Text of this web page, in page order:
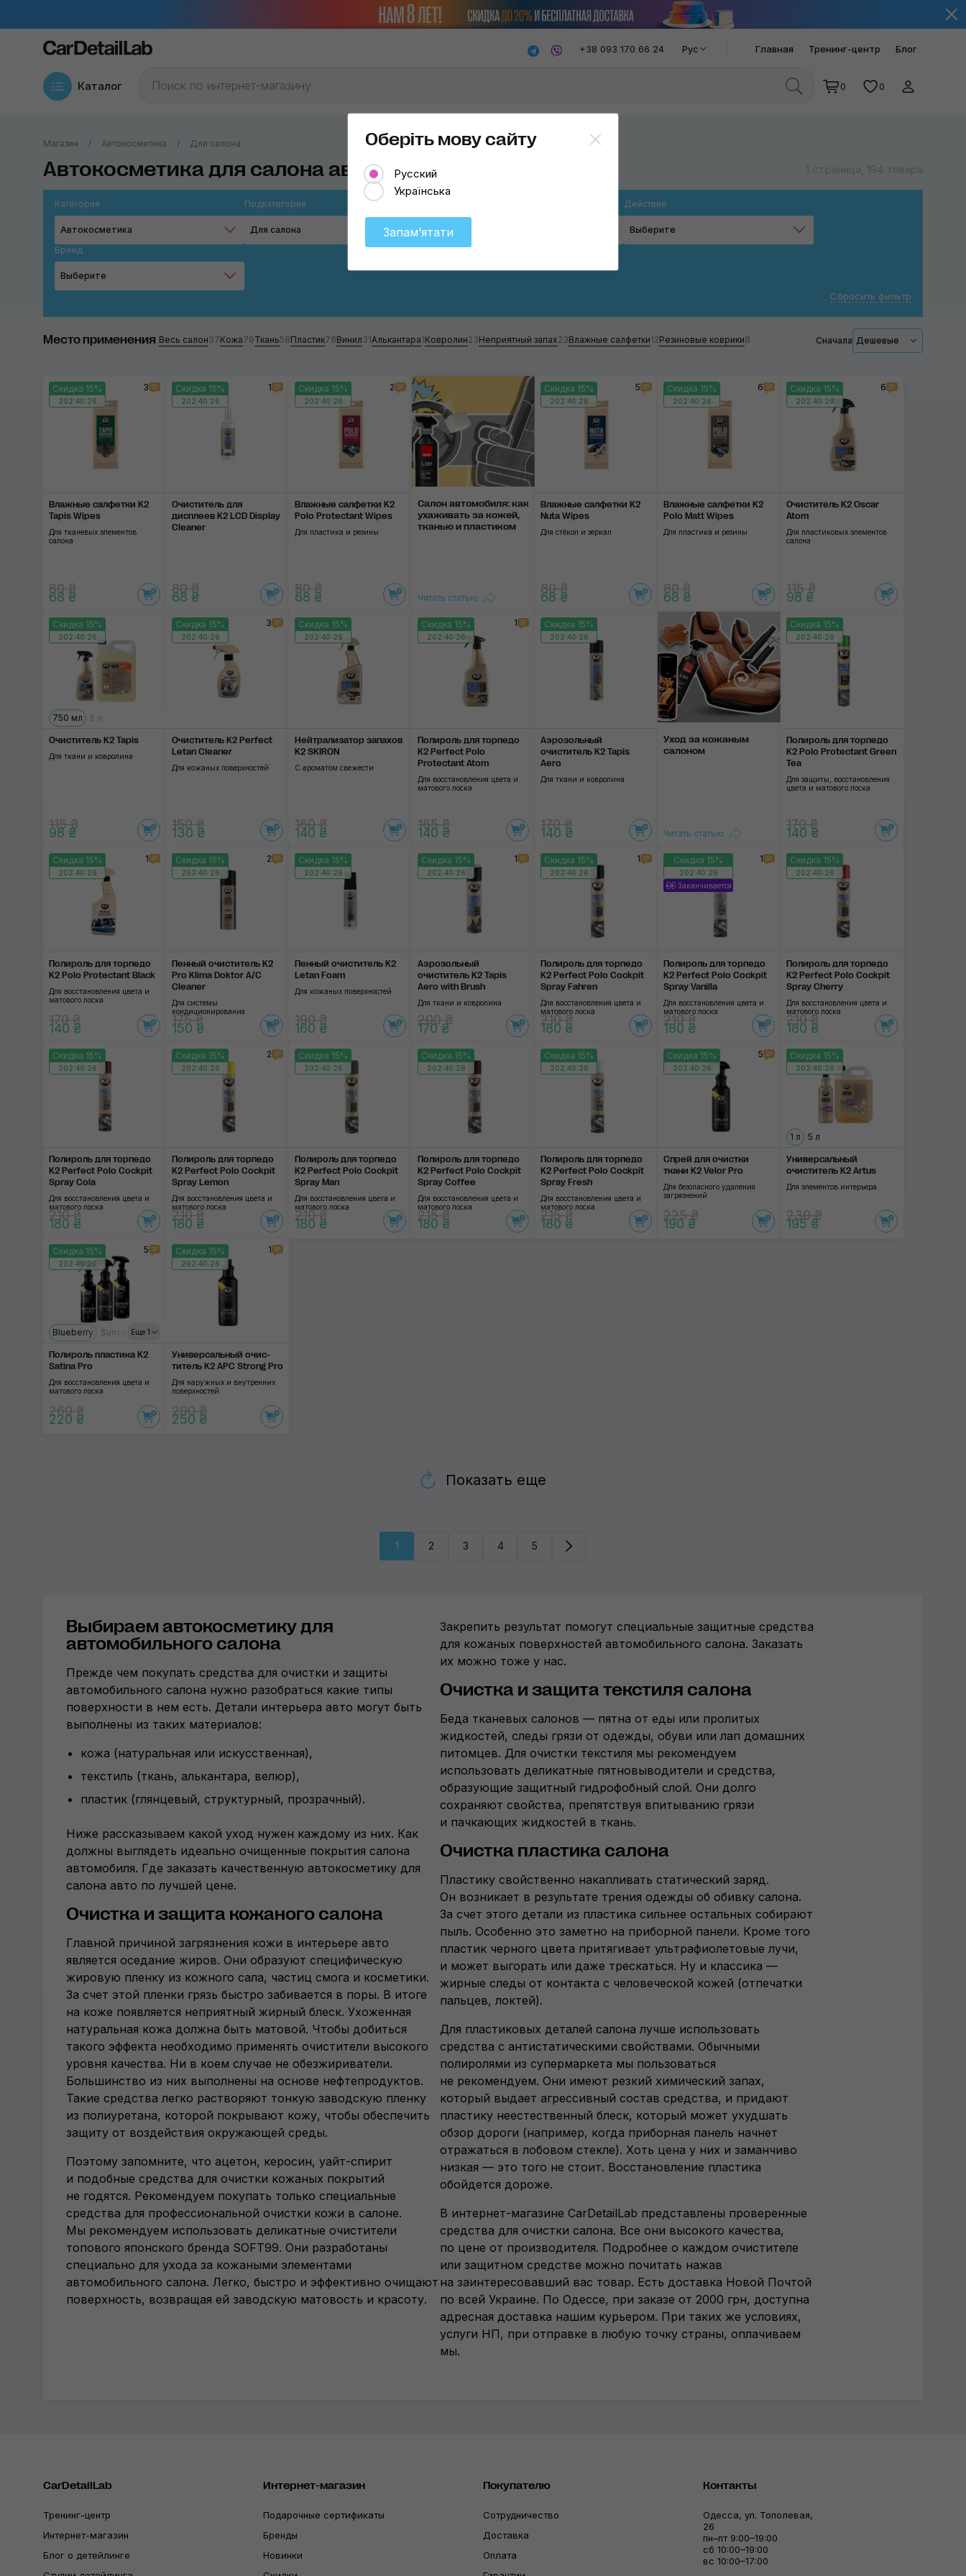
+38 093 170 66 24 Рус Главная Тренинг-центр Блог
Каталог 0 0
Магазин Автокосметика Для салона
Автокосметика для салона авто 1 страница, 194 товара
Категория
Автокосметика
Подкатегория
Для салона Выберите
Винил
Ковролин
Неприятный запах
Резиновые коврики
Применить
Действие
Выберите
Применить
Бренд
Выберите
Wizards
Turtle Wax
Ekokemica
Koch-Chemie
ChemicalPRO
CarPro
RUPES
SOFT99
SGCB
3D
Сбросить фильтр
Место применения Весь салон37Кожа79Ткань58Пластик78Винил31Алькантара1Ковролин23Неприятный запах23Влажные салфетки12Резиновые коврики8 Сначала Дешевые
Скидка 15%
202:40:25
3
Влажные салфетки K2
Tapis Wipes
Для тканевых элементов
салона
80 ₴
68 ₴
Скидка 15%
202:40:25
1
Очиститель для
дисплеев K2 LCD Display
Cleaner
80 ₴
68 ₴
Скидка 15%
202:40:25
2
Влажные салфетки K2
Polo Protectant Wipes
Для пластика и резины
80 ₴
68 ₴
Салон автомобиля: как
уха­жи­вать за ко­жей,
тка­нью и пла­сти­ком
Читать статью
Скидка 15%
202:40:25
5
Влажные салфетки K2
Nuta Wipes
Для стёкол и зеркал
80 ₴
68 ₴
Скидка 15%
202:40:25
6
Влажные салфетки K2
Polo Matt Wipes
Для пластика и резины
80 ₴
68 ₴
Скидка 15%
202:40:25
6
Очиститель K2 Oscar
Atom
Для пластиковых элементов
салона
115 ₴
98 ₴
Скидка 15%
202:40:25
750 мл 5 л
Очиститель K2 Tapis
Для ткани и ковролина
115 ₴
98 ₴
Скидка 15%
202:40:25
3
Очиститель K2 Perfect
Letan Cleaner
Для кожаных поверхностей
150 ₴
130 ₴
Скидка 15%
202:40:25
Нейтрализатор запа­хов
K2 SKIRON
С ароматом свежести
160 ₴
140 ₴
Скидка 15%
202:40:25
1
Полироль для торпедо
K2 Perfect Polo
Protectant Atom
Для восстановления цвета и
матового лоска
165 ₴
140 ₴
Скидка 15%
202:40:25
Аэрозольный
очиститель K2 Tapis
Aero
Для ткани и ковролина
170 ₴
140 ₴
Уход за кожаным
салоном
Читать статью
Скидка 15%
202:40:25
Полироль для торпедо
K2 Polo Protectant Green
Tea
Для защиты, восстановления
цвета и матового лоска
170 ₴
140 ₴
Скидка 15%
202:40:25
1
Полироль для торпедо
K2 Polo Protectant Black
Для восстановления цвета и
матового лоска
170 ₴
140 ₴
Скидка 15%
202:40:25
2
Пенный очиститель K2
Pro Klima Doktor A/C
Cleaner
Для системы
кондиционирования
175 ₴
150 ₴
Скидка 15%
202:40:25
Пенный очиститель K2
Letan Foam
Для кожаных поверхностей
190 ₴
160 ₴
Скидка 15%
202:40:25
1
Аэрозольный
очиститель K2 Tapis
Aero with Brush
Для ткани и ковролина
200 ₴
170 ₴
Скидка 15%
202:40:25
1
Полироль для торпедо
K2 Perfect Polo Cockpit
Spray Fahren
Для восстановления цвета и
матового лоска
210 ₴
180 ₴
Скидка 15%
202:40:25
Заканчивается
1
Полироль для торпедо
K2 Perfect Polo Cockpit
Spray Vanilla
Для восстановления цвета и
матового лоска
210 ₴
180 ₴
Скидка 15%
202:40:25
Полироль для торпедо
K2 Perfect Polo Cockpit
Spray Cherry
Для восстановления цвета и
матового лоска
210 ₴
180 ₴
Скидка 15%
202:40:25
Полироль для торпедо
K2 Perfect Polo Cockpit
Spray Cola
Для восстановления цвета и
матового лоска
210 ₴
180 ₴
Скидка 15%
202:40:25
2
Полироль для торпедо
K2 Perfect Polo Cockpit
Spray Lemon
Для восстановления цвета и
матового лоска
210 ₴
180 ₴
Скидка 15%
202:40:25
Полироль для торпедо
K2 Perfect Polo Cockpit
Spray Man
Для восстановления цвета и
матового лоска
210 ₴
180 ₴
Скидка 15%
202:40:25
Полироль для торпедо
K2 Perfect Polo Cockpit
Spray Coffee
Для восстановления цвета и
матового лоска
215 ₴
180 ₴
Скидка 15%
202:40:25
Полироль для торпедо
K2 Perfect Polo Cockpit
Spray Fresh
Для восстановления цвета и
матового лоска
215 ₴
180 ₴
Скидка 15%
202:40:25
5
Спрей для очистки
ткани K2 Velor Pro
Для безопасного удаления
загрязнений
225 ₴
190 ₴
Скидка 15%
202:40:25
1 л 5 л
Универсальный
очиститель K2 Artus
Для элементов интерьера
230 ₴
195 ₴
Скидка 15%
202:40:25
5
Еще 1
Blueberry Sunset Fresh
Полироль пластика K2
Satina Pro
Для восстановления цвета и
матового лоска
260 ₴
220 ₴
Скидка 15%
202:40:25
1
Универсальный очис­
титель K2 APC Strong Pro
Для наружных и внутренних
поверхностей
290 ₴
250 ₴
Показать еще
1 2 3 4 5
Выбираем автокосметику для
автомобильного салона
Прежде чем покупать средства для очистки и защиты
автомобильного салона нужно разобраться какие типы
поверхности в нем есть. Детали интерьера авто могут быть
выполнены из таких материалов:
кожа (натуральная или искусственная),
текстиль (ткань, алькантара, велюр),
пластик (глянцевый, структурный, прозрачный).
Ниже рассказываем какой уход нужен каждому из них. Как
должны выглядеть идеально очищенные покрытия салона
автомобиля. Где заказать качественную автокосметику для
салона авто по лучшей цене.
Очистка и защита кожаного салона
Главной причиной загрязнения кожи в интерьере авто
является оседание жиров. Они образуют специфическую
жировую пленку из кожного сала, частиц смога и косметики.
За счет этой пленки грязь быстро забивается в поры. В итоге
на коже появляется неприятный жирный блеск. Ухоженная
натуральная кожа должна быть матовой. Чтобы добиться
такого эффекта необходимо применять очистители высокого
уровня качества. Ни в коем случае не обезжириватели.
Большинство из них выполнены на основе нефтепродуктов.
Такие средства легко растворяют тонкую заводскую пленку
из полиуретана, которой покрывают кожу, чтобы обеспечить
защиту от воздействия окружающей среды.
Поэтому запомните, что ацетон, керосин, уайт-спирит
и подобные средства для очистки кожаных покрытий
не годятся. Рекомендуем покупать только специальные
средства для профессиональной очистки кожи в салоне.
Мы рекомендуем использовать деликатные очистители
топового японского бренда SOFT99. Они разработаны
специально для ухода за кожаными элементами
автомобильного салона. Легко, быстро и эффективно очищают
поверхность, возвращая ей заводскую матовость и красоту.
Закрепить результат помогут специальные защитные средства
для кожаных поверхностей автомобильного салона. Заказать
их можно тоже у нас.
Очистка и защита текстиля салона
Беда тканевых салонов — пятна от еды или пролитых
жидкостей, следы грязи от одежды, обуви или лап домашних
питомцев. Для очистки текстиля мы рекомендуем
использовать деликатные пятновыводители и средства,
образующие защитный гидрофобный слой. Они долго
сохраняют свойства, препятствуя впитыванию грязи
и пачкающих жидкостей в ткань.
Очистка пластика салона
Пластику свойственно накапливать статический заряд.
Он возникает в результате трения одежды об обивку салона.
За счет этого детали из пластика сильнее остальных собирают
пыль. Особенно это заметно на приборной панели. Кроме того
пластик черного цвета притягивает ультрафиолетовые лучи,
и может выгорать или даже трескаться. Ну и классика —
жирные следы от контакта с человеческой кожей (отпечатки
пальцев, локтей).
Для пластиковых деталей салона лучше использовать
средства с антистатическими свойствами. Обычными
полиролями из супермаркета мы пользоваться
не рекомендуем. Они имеют резкий химический запах,
который выдает агрессивный состав средства, и придают
пластику неестественный блеск, который может ухудшать
обзор дороги (например, когда приборная панель начнет
отражаться в лобовом стекле). Хоть цена у них и заманчиво
низкая — это того не стоит. Восстановление пластика
обойдется дороже.
В интернет-магазине CarDetailLab представлены проверенные
средства для очистки салона. Все они высокого качества,
по цене от производителя. Подробнее о каждом очистителе
или защитном средстве можно почитать нажав
на заинтересовавший вас товар. Есть доставка Новой Почтой
по всей Украине. По Одессе, при заказе от 2000 грн, доступна
адресная доставка нашим курьером. При таких же условиях,
услуги НП, при отправке в любую точку страны, оплачиваем
мы.
CarDetailLab
Тренинг-центр
Интернет-магазин
Блог о детейлинге
Интернет-магазин
Подарочные сертификаты
Бренды
Новинки
Покупателю
Сотрудничество
Доставка
Оплата
Контакты
Одесса, ул. Тополевая,
26
пн–пт 9:00–19:00
сб 10:00–19:00
вс 10:00–17:00
Оберіть мову сайту
Русский
Українська
Запамʼятати